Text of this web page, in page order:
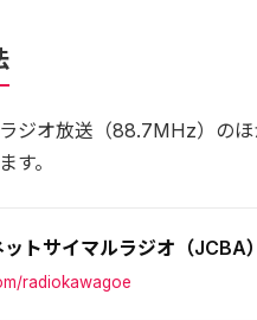
ジオ放送（88.7MHz）の
す。
トサイマルラジオ（JCBA）
radiokawagoe